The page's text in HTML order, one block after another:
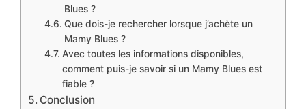
Blues ?
Que dois-je rechercher lorsque j’achète un
Mamy Blues ?
Avec toutes les informations disponibles,
comment puis-je savoir si un Mamy Blues est
fiable ?
Conclusion